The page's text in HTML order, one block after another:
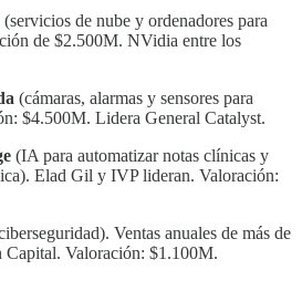
(servicios de nube y ordenadores para
de $2.500M. NVidia entre los
(cámaras, alarmas y sensores para
$4.500M. Lidera General Catalyst.
(IA para automatizar notas clínicas y
Elad Gil y IVP lideran. Valoración:
Ventas anuales de más de
Valoración: $1.100M.